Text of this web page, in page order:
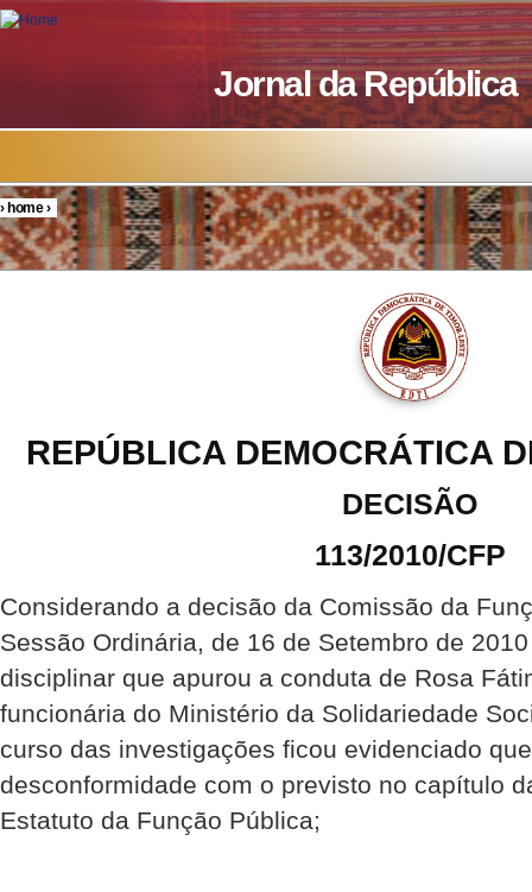
Skip to main content
Jornal da República
You are here
›home›
REPÚBLICA DEMOCRÁTICA
DECISÃO
113/2010/CFP
Considerando a decisão da Comissão da
Sessão Ordinária, de 16 de Setembro de
disciplinar que apurou a conduta de Rosa
funcionária do Ministério da Solidariedade
curso das investigações ficou evidenciado
desconformidade com o previsto no capítulo
Estatuto da Função Pública;